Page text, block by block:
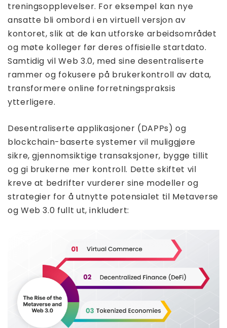
treningsopplevelser. For eksempel kan nye
ansatte bli ombord i en virtuell versjon av
kontoret, slik at de kan utforske arbeidsområdet
og møte kolleger før deres offisielle startdato.
Samtidig vil Web 3.0, med sine desentraliserte
rammer og fokusere på brukerkontroll av data,
transformere online forretningspraksis
ytterligere.
Desentraliserte applikasjoner (DAPPs) og
blockchain-baserte systemer vil muliggjøre
sikre, gjennomsiktige transaksjoner, bygge tillit
og gi brukerne mer kontroll. Dette skiftet vil
kreve at bedrifter vurderer sine modeller og
strategier for å utnytte potensialet til Metaverse
og Web 3.0 fullt ut, inkludert: